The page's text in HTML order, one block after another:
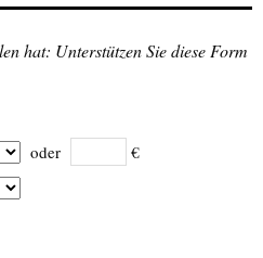
hat: Unterstützen Sie diese Form
oder €